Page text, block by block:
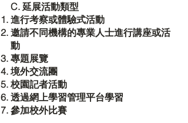
C. 延展活動類型
進行考察或體驗式活動
邀請不同機構的專業人士進行講座或活
動
專題展覽
境外交流團
校園記者活動
透過網上學習管理平台學習
參加校外比賽